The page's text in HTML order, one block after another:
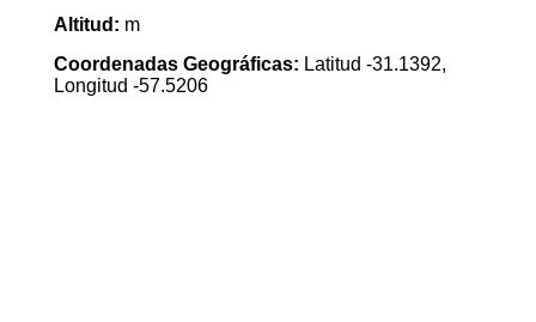
Altitud: m
Coordenadas Geográficas: Latitud -31.1392,
Longitud -57.5206